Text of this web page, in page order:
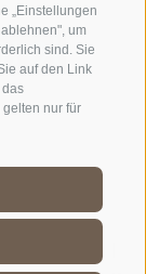
„Einstellungen
um
sind. Sie
auf den Link
das
nur für